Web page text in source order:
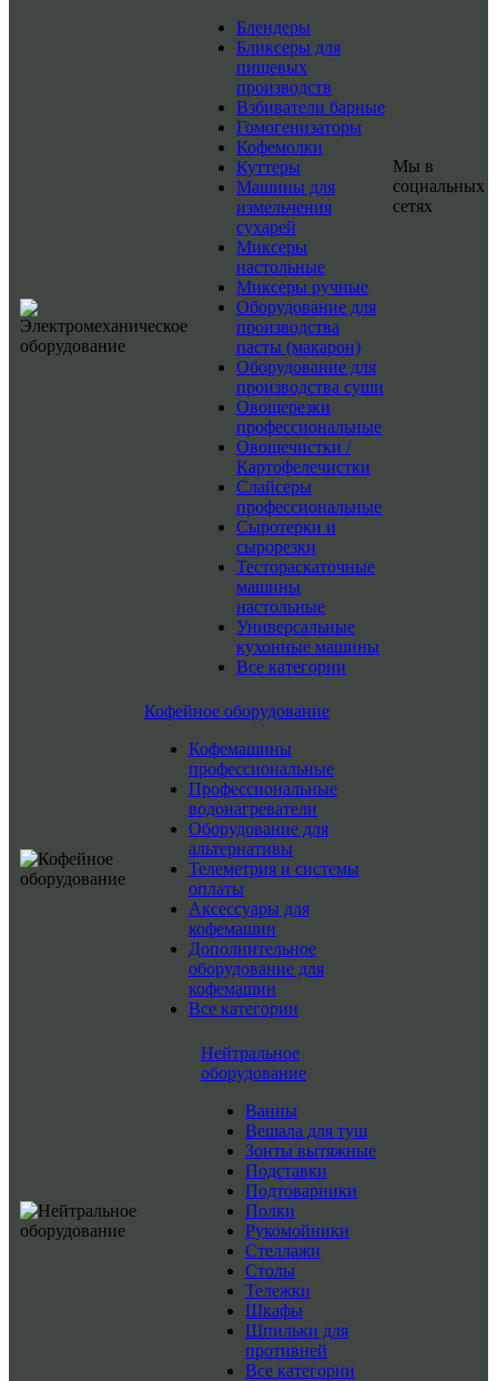
Блендеры
Бликсеры для
пищевых
производств
Взбиватели барные
Гомогенизаторы
Кофемолки
Куттеры
Машины для
измельчения
сухарей
Миксеры
настольные
Миксеры ручные
Оборудование для
производства
пасты (макарон)
Оборудование для
производства суши
Овощерезки
профессиональные
Овощечистки /
Картофелечистки
Слайсеры
профессиональные
Сыротерки и
сырорезки
Тестораскаточные
машины
настольные
Универсальные
кухонные машины
Все категории
Кофейное оборудование
Кофемашины
профессиональные
Профессиональные
водонагреватели
Оборудование для
альтернативы
Телеметрия и системы
оплаты
Аксессуары для
кофемашин
Дополнительное
оборудование для
кофемашин
Все категории
Нейтральное
оборудование
Ванны
Вешала для туш
Зонты вытяжные
Подставки
Подтоварники
Полки
Рукомойники
Стеллажи
Столы
Тележки
Шкафы
Шпильки для
противней
Все категории
Мы в
социальных
сетях